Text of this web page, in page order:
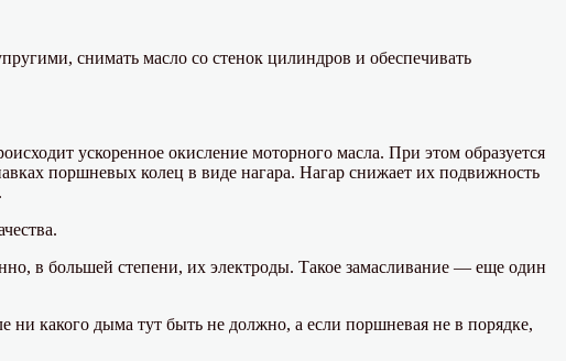
снимать масло со стенок цилиндров и обеспечивать
ускоренное окисление моторного масла. При этом образуется
поршневых колец в виде нагара. Нагар снижает их подвижность
в большей степени, их электроды. Такое замасливание — еще один
какого дыма тут быть не должно, а если поршневая не в порядке,